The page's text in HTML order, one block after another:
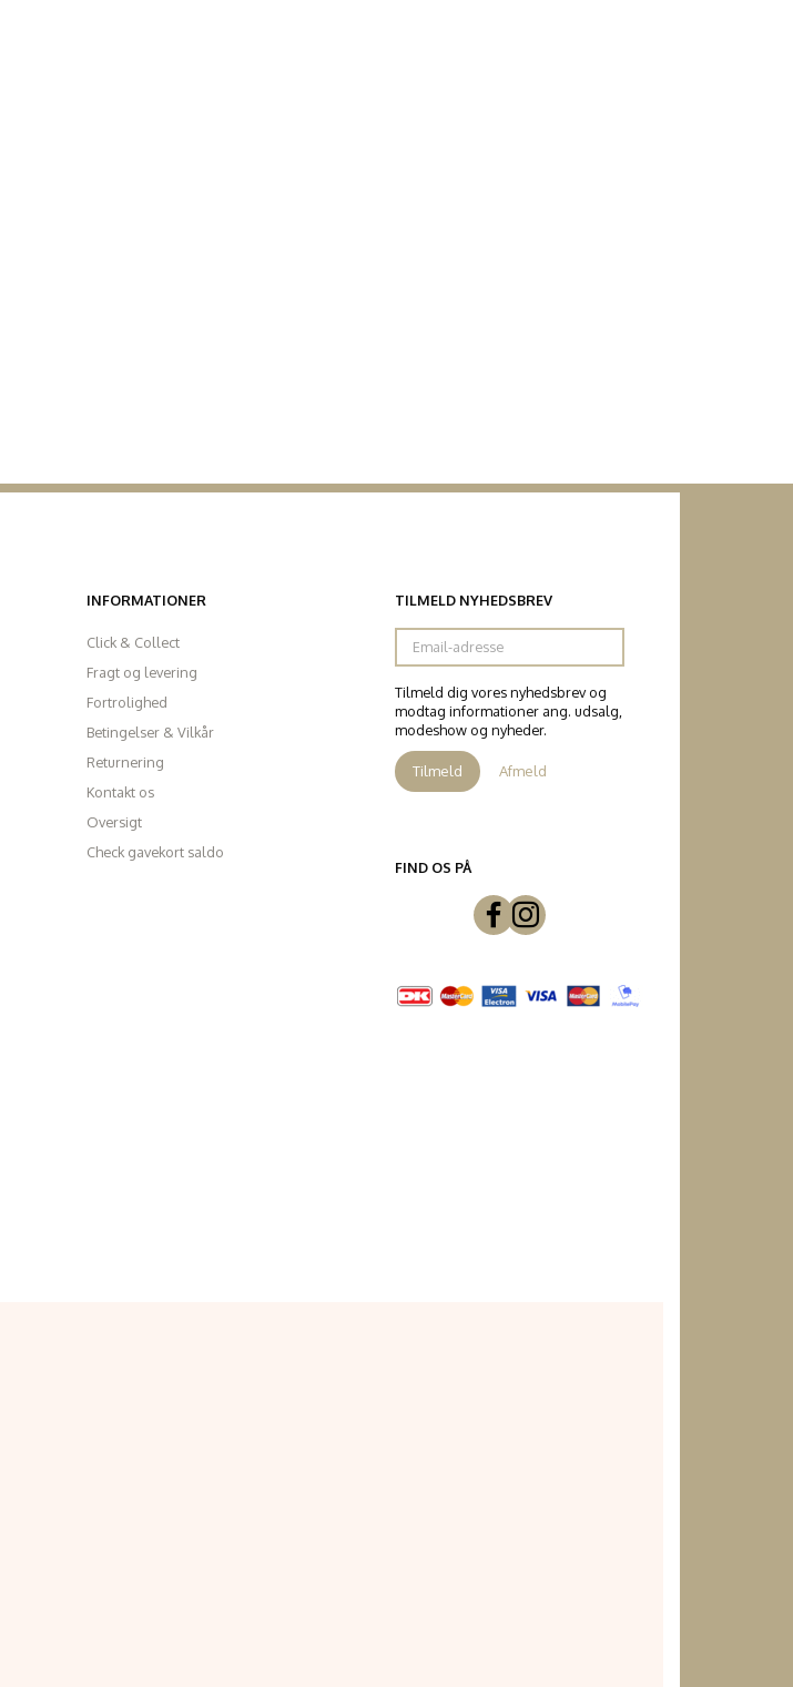
INFORMATIONER
Click & Collect
Fragt og levering
Fortrolighed
Betingelser & Vilkår
Returnering
Kontakt os
Oversigt
Check gavekort saldo
TILMELD NYHEDSBREV
Email-
adresse
Tilmeld dig vores nyhedsbrev og
modtag informationer ang. udsalg,
modeshow og nyheder.
Tilmeld Afmeld
FIND OS PÅ